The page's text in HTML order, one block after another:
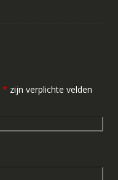
* zijn verplichte velden